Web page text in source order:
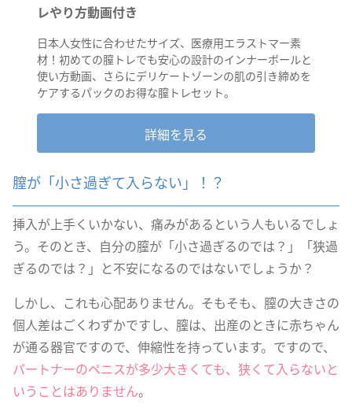
レやり方動画付き
日本人女性に合わせたサイズ、医療用エラストマー素
材！初めての膣トレでも安心の設計のインナーボールと
使い方動画、さらにデリケートゾーンの肌の引き締めを
ケアするパックのお得な膣トレセット。
詳細を見る
膣が「小さ過ぎて入らない」！？
挿入が上手くいかない、痛みがあるという人もいるでしょ
う。そのとき、自分の膣が「小さ過ぎるのでは？」「狭過
ぎるのでは？」と不安になるのではないでしょうか？
しかし、これも心配ありません。そもそも、膣の大きさの
個人差はごくわずかですし、膣は、出産のときに赤ちゃん
が通る器官ですので、伸縮性を持っています。ですので、
パートナーのペニスが多少大きくても、狭くて入らないと
いうことはありません。